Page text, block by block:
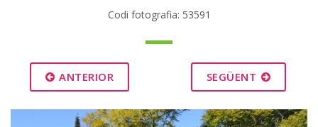
Codi fotografia: 53591
ANTERIOR SEGÜENT